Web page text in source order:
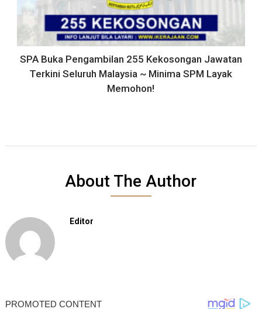
SPA Buka Pengambilan 255 Kekosongan Jawatan
Terkini Seluruh Malaysia ~ Minima SPM Layak
Memohon!
About The Author
Editor